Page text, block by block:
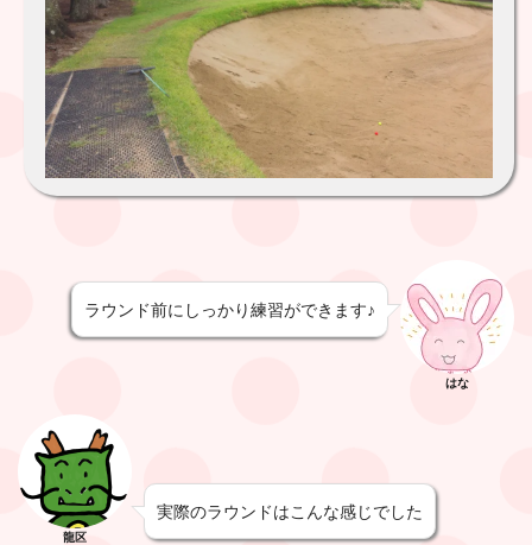
ラウンド前にしっかり練習ができます♪
はな
龍区
実際のラウンドはこんな感じでした